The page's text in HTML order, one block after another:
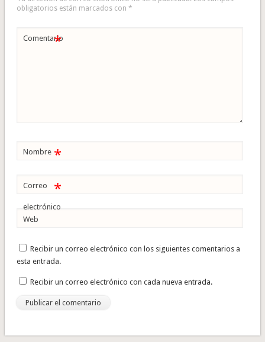
obligatorios están marcados con *
Comentario
*
Nombre *
Correo
electrónico
*
Web
Recibir un correo electrónico con los siguientes comentarios a
esta entrada.
Recibir un correo electrónico con cada nueva entrada.